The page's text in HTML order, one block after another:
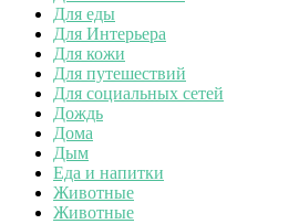
Для еды
Для Интерьера
Для кожи
Для путешествий
Для социальных сетей
Дождь
Дома
Дым
Еда и напитки
Животные
Животные